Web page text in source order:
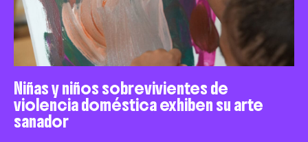
Niñas y niños sobrevivientes de
violencia doméstica exhiben su arte
sanador